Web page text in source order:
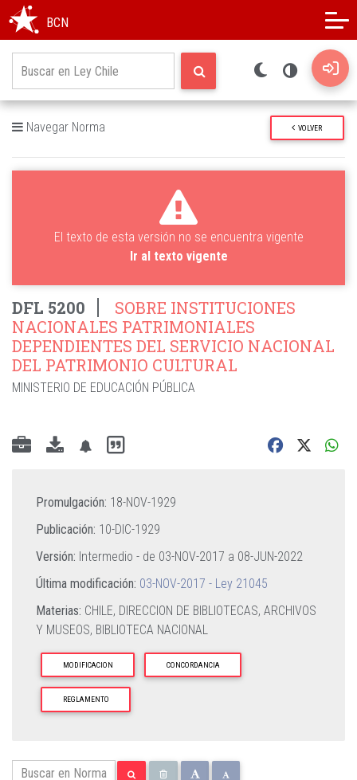
BCN
Navegar Norma VOLVER
El texto de esta versión no se encuentra vigente
Ir al texto vigente
DFL 5200
SOBRE INSTITUCIONES
NACIONALES PATRIMONIALES
DEPENDIENTES DEL SERVICIO NACIONAL
DEL PATRIMONIO CULTURAL
MINISTERIO DE EDUCACIÓN PÚBLICA
Promulgación: 18-NOV-1929
Publicación: 10-DIC-1929
Versión: Intermedio - de 03-NOV-2017 a 08-JUN-2022
Última modificación: 03-NOV-2017 - Ley 21045
Materias: CHILE, DIRECCION DE BIBLIOTECAS, ARCHIVOS
Y MUSEOS, BIBLIOTECA NACIONAL
MODIFICACION CONCORDANCIA
REGLAMENTO